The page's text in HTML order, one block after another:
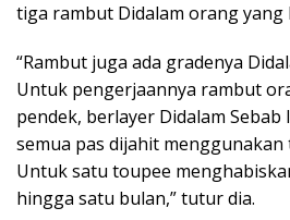
tiga rambut Didalam orang yang
“Rambut juga ada gradenya
Untuk pengerjaannya rambut
pendek, berlayer Didalam
semua pas dijahit menggunakan
Untuk satu toupee
hingga satu bulan,” tutur dia.